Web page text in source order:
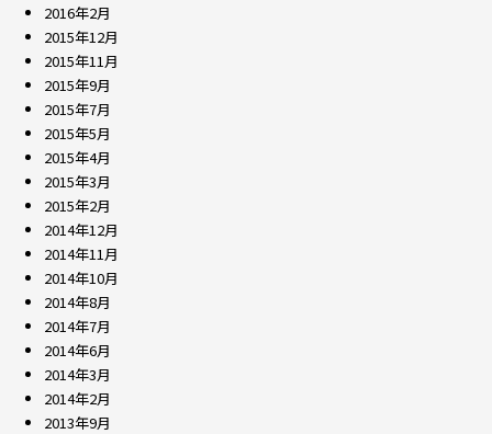
2016年2月
2015年12月
2015年11月
2015年9月
2015年7月
2015年5月
2015年4月
2015年3月
2015年2月
2014年12月
2014年11月
2014年10月
2014年8月
2014年7月
2014年6月
2014年3月
2014年2月
2013年9月